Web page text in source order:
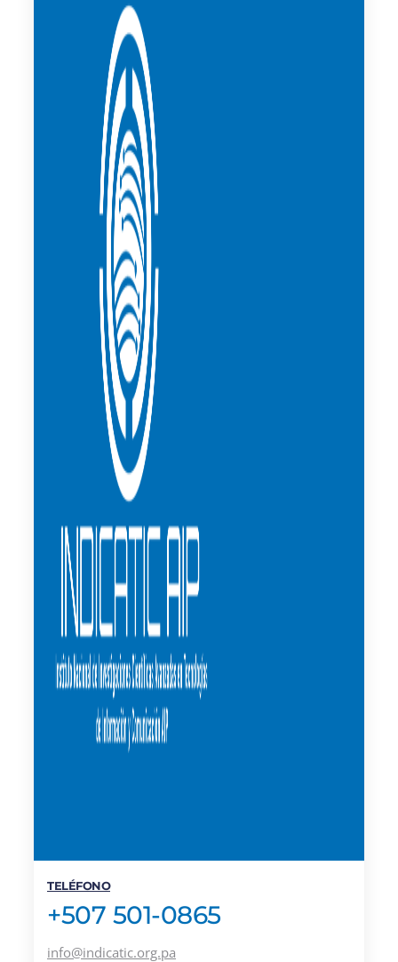
TELÉFONO
+507 501-0865
info@indicatic.org.pa